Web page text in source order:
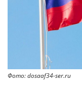
Фото: dosaaf34-ser.ru